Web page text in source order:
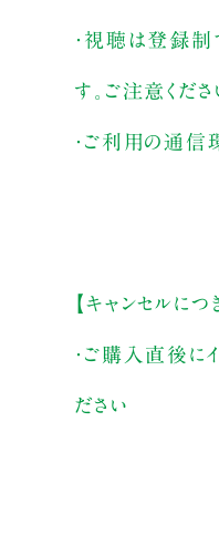
・視聴は登録制
す。ご注意くださ
・ご利用の通信
【キャンセルにつ
・ご購入直後に
ださい